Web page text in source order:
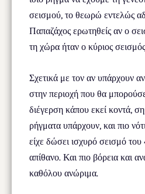
σεισμού, το θεωρώ εντελώς
Παπαζάχος ερωτηθείς αν ο
τη χώρα ήταν ο κύριος
Σχετικά με τον αν υπάρχουν
στην περιοχή που θα
διέγερση κάπου εκεί κοντά,
ρήγματα υπάρχουν, και πιο
είχε δώσει ισχυρό σεισμό
απίθανο. Και πιο βόρεια και
καθόλου ανώριμα.